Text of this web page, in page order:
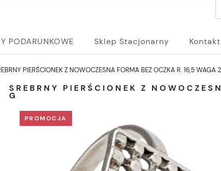
PODARUNKOWE Sklep Stacjonarny Kontakt
PIERŚCIONEK Z NOWOCZESNA FORMA BEZ OCZKA R. 16,5 WAGA
SREBRNY PIERŚCIONEK Z
G
PROMOCJA